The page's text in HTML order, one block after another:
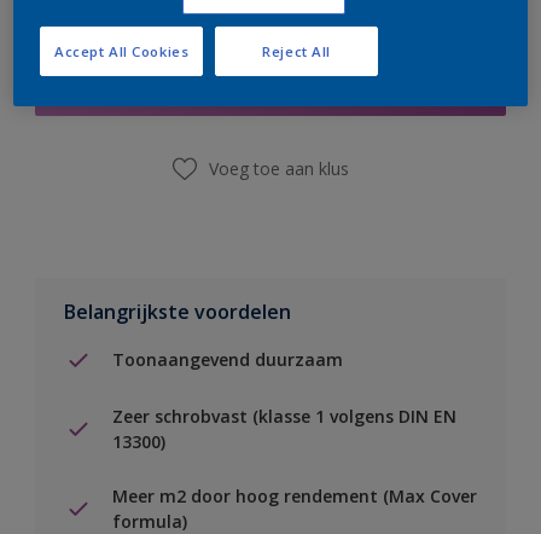
Boodschappenlijst
Voeg toe aan klus
Belangrijkste voordelen
Toonaangevend duurzaam
Zeer schrobvast (klasse 1 volgens DIN EN
13300)
Meer m2 door hoog rendement (Max Cover
formula)
Reject All
Accept All Cookies